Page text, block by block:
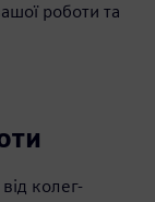
роботи та
колег-